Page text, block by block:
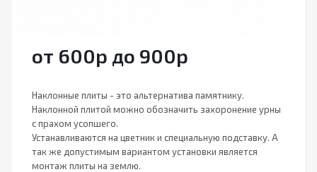
от 600р до 900р
Наклонные плиты - это альтернатива памятнику.
Наклонной плитой можно обозначить захоронение урны
с прахом усопшего.
Устанавливаются на цветник и специальную подставку. А
так же допустимым вариантом установки является
монтаж плиты на землю.